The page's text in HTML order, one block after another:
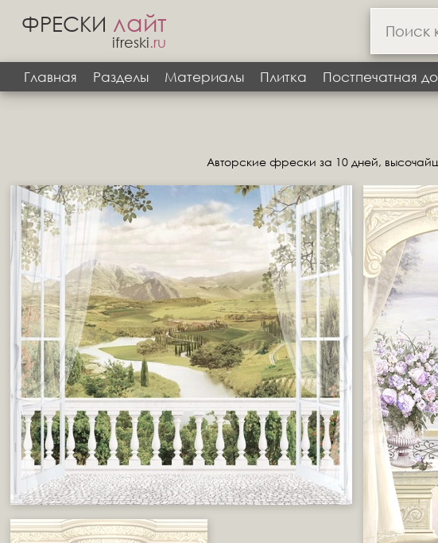
ФРЕСКИ лайт
ifreski.ru
Главная
Разделы Материалы Плитка Постпечатная
Авторские фрески за 10 дней,